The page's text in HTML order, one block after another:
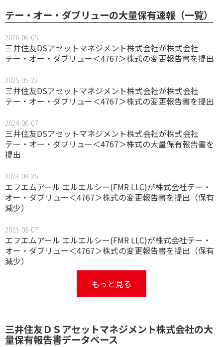
テー・オー・ダブリューの大量保有速報（一覧）
2026-06-05
三井住友DSアセットマネジメント株式会社が株式会社
テー・オー・ダブリュー＜4767＞株式の変更報告書を提出
2025-05-22
三井住友DSアセットマネジメント株式会社が株式会社
テー・オー・ダブリュー＜4767＞株式の変更報告書を提出
2024-06-07
三井住友DSアセットマネジメント株式会社が株式会社
テー・オー・ダブリュー＜4767＞株式の大量保有報告書を
提出
2023-09-25
エフエムアール エルエルシー(FMR LLC)が株式会社テー・
オー・ダブリュー＜4767＞株式の変更報告書を提出（保有
減少）
2023-08-07
エフエムアール エルエルシー(FMR LLC)が株式会社テー・
オー・ダブリュー＜4767＞株式の変更報告書を提出（保有
減少）
もっと見る
三井住友ＤＳアセットマネジメント株式会社の大
量保有報告書データベース